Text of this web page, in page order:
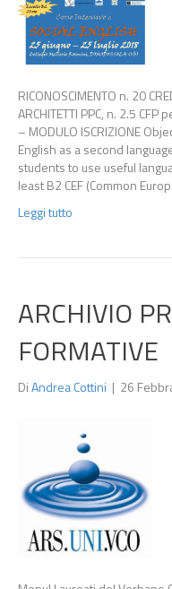
RICONOSCIMENTO n. 20
ARCHITETTI PPC, n. 2.5 CFP
– MODULO ISCRIZIONE
English as a second
students to use useful
least B2 CEF (Common
Leggi tutto
ARCHIVIO
FORMATIVE
DiAndrea Cottini | 26